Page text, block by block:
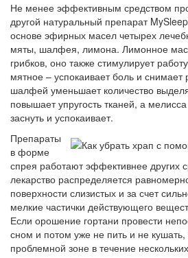
Не менее эффективным средством
другой натуральный препарат
основе эфирных масел четырех
мяты, шалфея, лимона. Лимонное
грибков, оно также стимулирует
мятное – успокаивает боль и снимает
шалфей уменьшает количество
повышает упругость тканей, а
заснуть и успокаивает.
Препараты
в форме
спрея работают эффективнее других
лекарство распределяется
поверхности слизистых и за счет
мелкие частички действующего
Если орошение гортани провести
сном и потом уже не пить и не кушать,
проблемной зоне в течение